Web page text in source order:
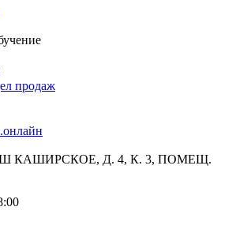
продаж
Ш КАШИРСКОЕ, Д. 4, К. 3, ПОМЕЩ.